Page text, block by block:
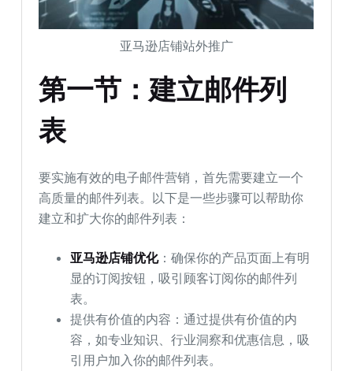
亚马逊店铺站外推广
第一节：建立邮件列
表
要实施有效的电子邮件营销，首先需要建立一个
高质量的邮件列表。以下是一些步骤可以帮助你
建立和扩大你的邮件列表：
亚马逊店铺优化：确保你的产品页面上有明
显的订阅按钮，吸引顾客订阅你的邮件列
表。
提供有价值的内容：通过提供有价值的内
容，如专业知识、行业洞察和优惠信息，吸
引用户加入你的邮件列表。